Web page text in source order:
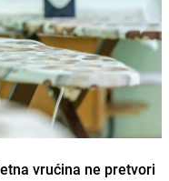
vrućina ne pretvori